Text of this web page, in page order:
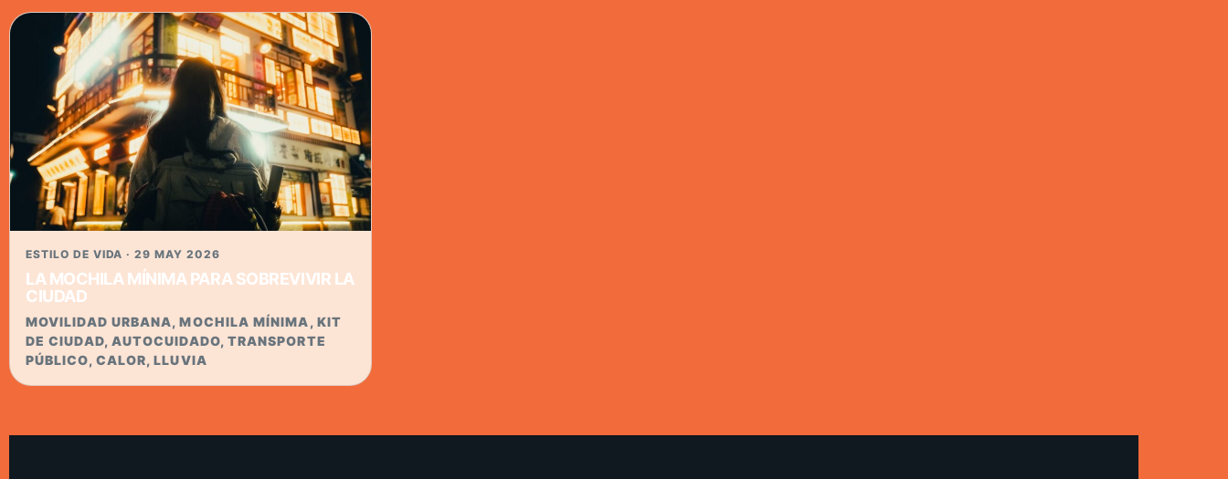
ESTILO DE VIDA · 29 MAY 2026
LA MOCHILA MÍNIMA PARA SOBREVIVIR LA
CIUDAD
MOVILIDAD URBANA, MOCHILA MÍNIMA, KIT
DE CIUDAD, AUTOCUIDADO, TRANSPORTE
PÚBLICO, CALOR, LLUVIA